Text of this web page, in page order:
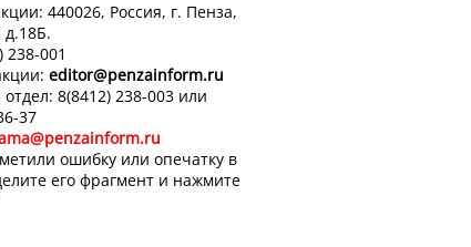
440026, Россия, г. Пенза,
д.18Б.
238-001
editor@penzainform.ru
8(8412) 238-003 или
37
ошибку или опечатку в
его фрагмент и нажмите